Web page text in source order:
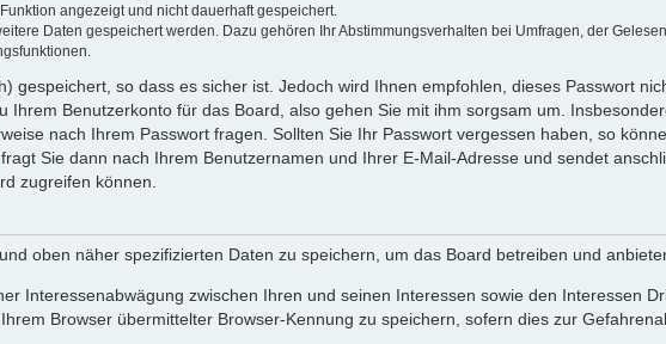
angezeigt und nicht dauerhaft gespeichert.
Daten gespeichert werden. Dazu gehören Ihr Abstimmungsverhalten bei Umfragen, der
gespeichert, so dass es sicher ist. Jedoch wird Ihnen empfohlen, dieses Passwort
Ihrem Benutzerkonto für das Board, also gehen Sie mit ihm sorgsam um.
nach Ihrem Passwort fragen. Sollten Sie Ihr Passwort vergessen haben, so
Sie dann nach Ihrem Benutzernamen und Ihrer E-Mail-Adresse und sendet
zugreifen können.
oben näher spezifizierten Daten zu speichern, um das Board betreiben und
Interessenabwägung zwischen Ihren und seinen Interessen sowie den Interessen
Browser übermittelter Browser-Kennung zu speichern, sofern dies zur